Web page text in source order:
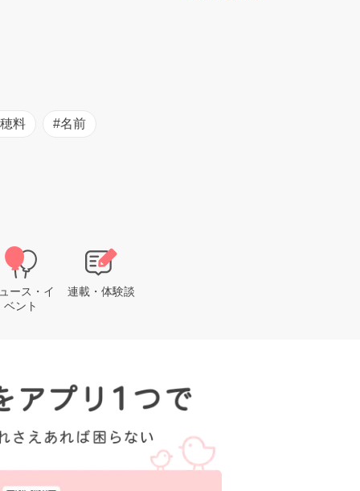
料 #名前
ース・イ
ベント
連載・体験談